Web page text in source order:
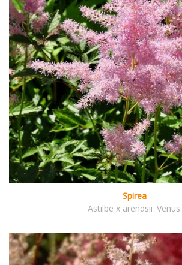
Spirea
Astilbe x arendsii 'Venus'